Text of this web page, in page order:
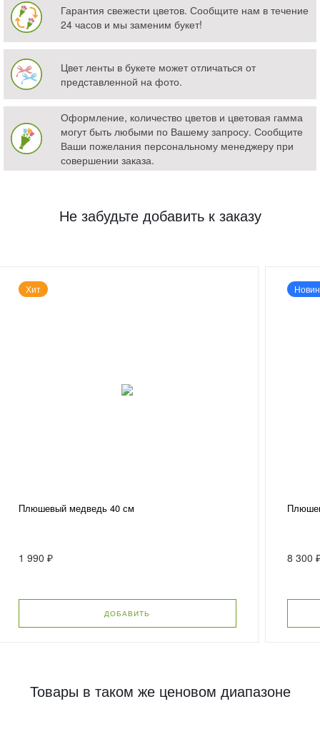
Гарантия свежести цветов. Сообщите нам в течение
24 часов и мы заменим букет!
Цвет ленты в букете может отличаться от
представленной на фото.
Оформление, количество цветов и цветовая гамма
могут быть любыми по Вашему запросу. Сообщите
Ваши пожелания персональному менеджеру при
совершении заказа.
Не забудьте добавить к заказу
Хит
Плюшевый медведь 40 см
1 990 ₽
ДОБАВИТЬ
8 300
Товары в таком же ценовом диапазоне